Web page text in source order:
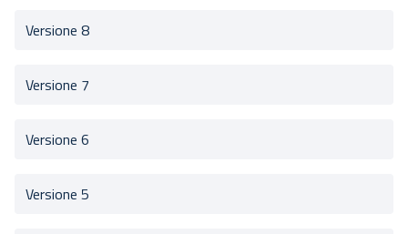
Versione 8
Versione 7
Versione 6
Versione 5